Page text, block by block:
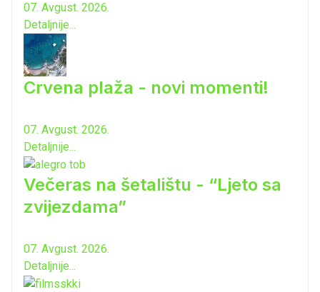
07. Avgust. 2026.
Detaljnije...
Crvena plaža - novi momenti!
07. Avgust. 2026.
Detaljnije...
Večeras na šetalištu - “Ljeto sa
zvijezdama”
07. Avgust. 2026.
Detaljnije...